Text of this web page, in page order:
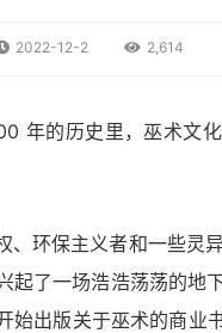
2022-12-2 2,614
年的历史里，巫术文
、环保主义者和一些灵
起了一场浩浩荡荡的地
始出版关于巫术的商业